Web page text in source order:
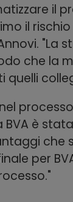
il
il rischio
"La
che la
è
che
per